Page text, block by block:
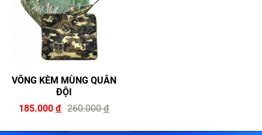
VÕNG KÈM MÙNG QUÂN
ĐỘI
185.000 đ 260.000đ